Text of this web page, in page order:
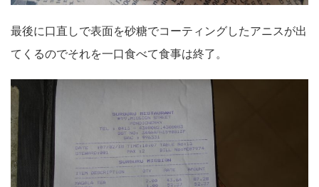
最後に口直しで表面を砂糖でコーティングしたアニスが出
てくるのでそれを一口食べて食事は終了。